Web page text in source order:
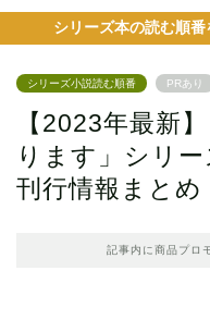
シリーズ本の読む順
シリーズ小説読む順番 PRあり
【2023年最新
ります」シリ
刊行情報まとめ
記事内に商品プロ